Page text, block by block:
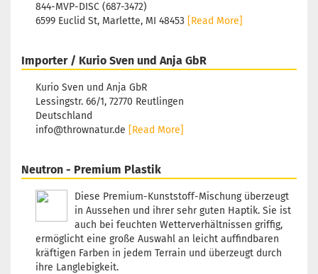
844-MVP-DISC (687-3472)
6599 Euclid St, Marlette, MI 48453 [Read More]
Importer / Kurio Sven und Anja GbR
Kurio Sven und Anja GbR
Lessingstr. 66/1, 72770 Reutlingen
Deutschland
info@thrownatur.de [Read More]
Neutron - Premium Plastik
Diese Premium-Kunststoff-Mischung überzeugt
in Aussehen und ihrer sehr guten Haptik. Sie ist
auch bei feuchten Wetterverhältnissen griffig,
ermöglicht eine große Auswahl an leicht auffindbaren
kräftigen Farben in jedem Terrain und überzeugt durch
ihre Langlebigkeit.